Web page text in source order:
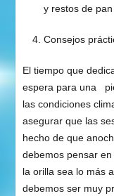
y restos de
Consejos
El tiempo que
espera para una
las condiciones
asegurar que las
hecho de que
debemos pensar
la orilla sea lo más
debemos ser muy